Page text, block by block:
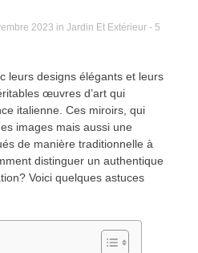
2023 in Jardin Et Extérieur - 5
leurs designs élégants et leurs
œuvres d’art qui
italienne. Ces miroirs, qui
images mais aussi une
de manière traditionnelle à
distinguer un authentique
Voici quelques astuces